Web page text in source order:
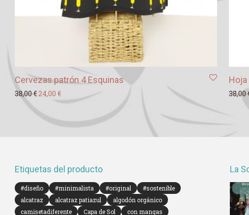
Cervezas patrón 4 Esquinas
38,00€ El precio original era: 38,00 €.
24,00 €El precio actual es: 24,00 €.
Hoja
38,00
Etiquetas del producto
#diseño #minimalista #original
#sostenible
alcatraz
alcatraz patiazul
algodón orgánico
camisetadiferente
Capa de Sol con mangas
La